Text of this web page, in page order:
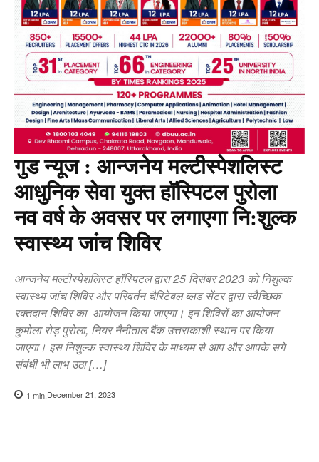
गुड न्यूज : आन्जनेय मल्टीस्पेशलिस्ट
आधुनिक सेवा युक्त हॉस्पिटल पुरोला
नव वर्ष के अवसर पर लगाएगा नि:शुल्क
स्वास्थ्य जांच शिविर
आन्जनेय मल्टीस्पेशलिस्ट हॉस्पिटल द्वारा 25 दिसंबर 2023 को निशुल्क
स्वास्थ्य जांच शिविर और परिवर्तन चैरिटेबल ब्लड सेंटर द्वारा स्वैच्छिक
रक्तदान शिविर का आयोजन किया जाएगा। इन शिविरों का आयोजन
कुमोला रोड़ पुरोला, नियर नैनीताल बैंक उत्तराकाशी स्थान पर किया
जाएगा। इस निशुल्क स्वास्थ्य शिविर के माध्यम से आप और आपके सगे
संबंधी भी लाभ उठा […]
1 min.December 21, 2023